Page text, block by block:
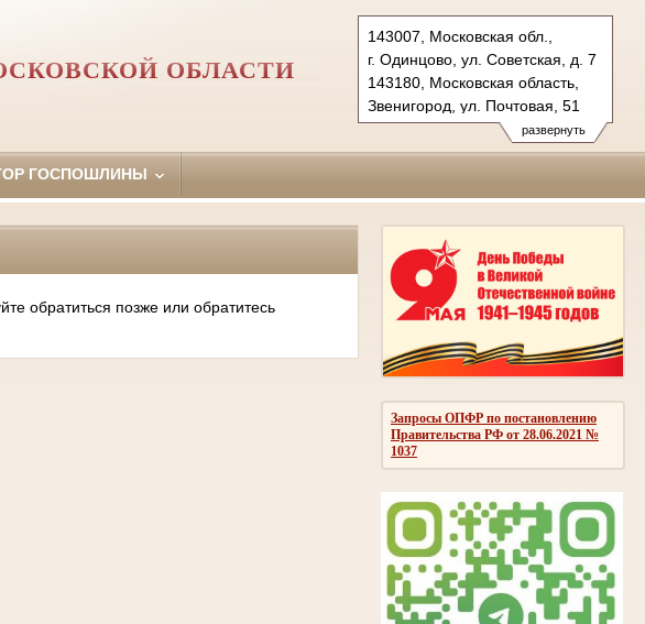
развернуть
143007, Московская обл.,
г. Одинцово, ул. Советская, д. 7
143180, Московская область,
Звенигород, ул. Почтовая, 51
Тел.: (495)590-74-76 (гр.)
593-56-20 (уг.)
697 13 27 (кас канц.)
показать на карте
ОБЛАСТИ
ГОСПОШЛИНЫ
Запросы ОПФР по постановлению
Правительства РФ от 28.06.2021 №
1037
обратиться позже или обратитесь